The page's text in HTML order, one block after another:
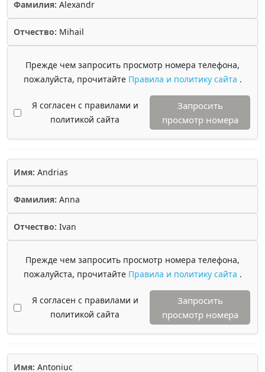
Фамилия: Alexandr
Отчество: Mihail
Прежде чем запросить просмотр номера телефона,
пожалуйста, прочитайте Правила и политику сайта .
Я согласен с правилами и
политикой сайта
Запросить
просмотр номера
Имя: Andrias
Фамилия: Anna
Отчество: Ivan
Прежде чем запросить просмотр номера телефона,
пожалуйста, прочитайте Правила и политику сайта .
Я согласен с правилами и
политикой сайта
Запросить
просмотр номера
Имя: Antoniuc